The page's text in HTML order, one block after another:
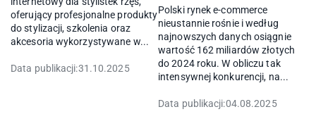
oferujący profesjonalne produkty
do stylizacji, szkolenia oraz
akcesoria wykorzystywane w...
Data publikacji:31.10.2025
Polski rynek e-commerce
nieustannie rośnie i według
najnowszych danych osiągnie
wartość 162 miliardów złotych
do 2024 roku. W obliczu tak
intensywnej konkurencji, na...
Data publikacji:04.08.2025